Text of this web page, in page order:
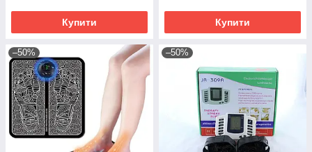
Купити Купити
–50% –50%